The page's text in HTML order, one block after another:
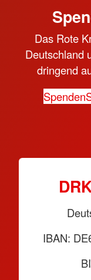
Das Rote
Deutschland
dringend
Spenden
IBAN: